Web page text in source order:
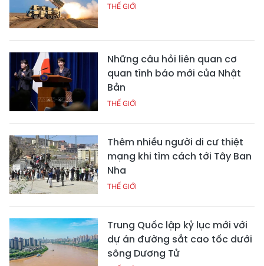
THẾ GIỚI
Những câu hỏi liên quan cơ
quan tình báo mới của Nhật
Bản
THẾ GIỚI
Thêm nhiều người di cư thiệt
mạng khi tìm cách tới Tây Ban
Nha
THẾ GIỚI
Trung Quốc lập kỷ lục mới với
dự án đường sắt cao tốc dưới
sông Dương Tử